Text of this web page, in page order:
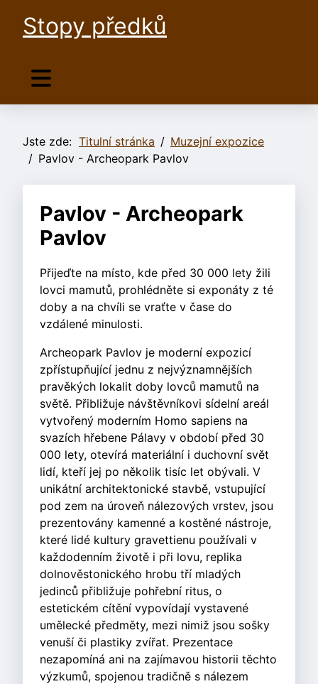
Stopy předků
Jste zde: Titulní stránka
Muzejní expozice
Pavlov - Archeopark Pavlov
Pavlov - Archeopark
Pavlov
Přijeďte na místo, kde před 30 000 lety žili
lovci mamutů, prohlédněte si exponáty z té
doby a na chvíli se vraťte v čase do
vzdálené minulosti.
Archeopark Pavlov je moderní expozicí
zpřístupňující jednu z nejvýznamnějších
pravěkých lokalit doby lovců mamutů na
světě. Přibližuje návštěvníkovi sídelní areál
vytvořený moderním Homo sapiens na
svazích hřebene Pálavy v období před 30
000 lety, otevírá materiální i duchovní svět
lidí, kteří jej po několik tisíc let obývali. V
unikátní architektonické stavbě, vstupující
pod zem na úroveň nálezových vrstev, jsou
prezentovány kamenné a kostěné nástroje,
které lidé kultury gravettienu používali v
každodenním životě i při lovu, replika
dolnověstonického hrobu tří mladých
jedinců přibližuje pohřební ritus, o
estetickém cítění vypovídají vystavené
umělecké předměty, mezi nimiž jsou sošky
venuší či plastiky zvířat. Prezentace
nezapomíná ani na zajímavou historii těchto
výzkumů, spojenou tradičně s nálezem